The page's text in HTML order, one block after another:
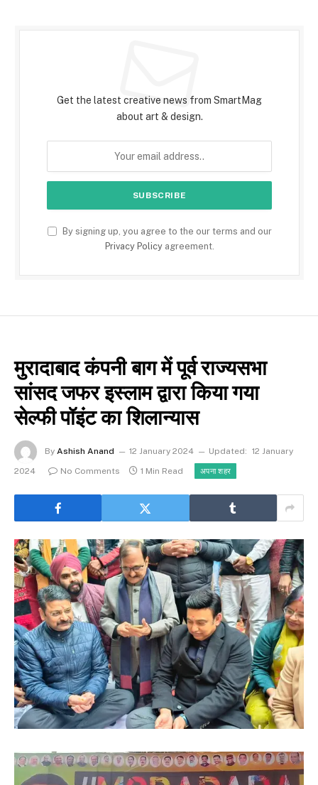
Get the latest creative news from SmartMag
about art & design.
By signing up, you agree to the our terms and our
Privacy Policyagreement.
मुरादाबाद कंपनी बाग में पूर्व राज्यसभा
सांसद जफर इस्लाम द्वारा किया गया
सेल्फी पॉइंट का शिलान्यास
By Ashish Anand 12 January 2024 Updated: 12 January
2024
No Comments 1 Min Read अपना शहर